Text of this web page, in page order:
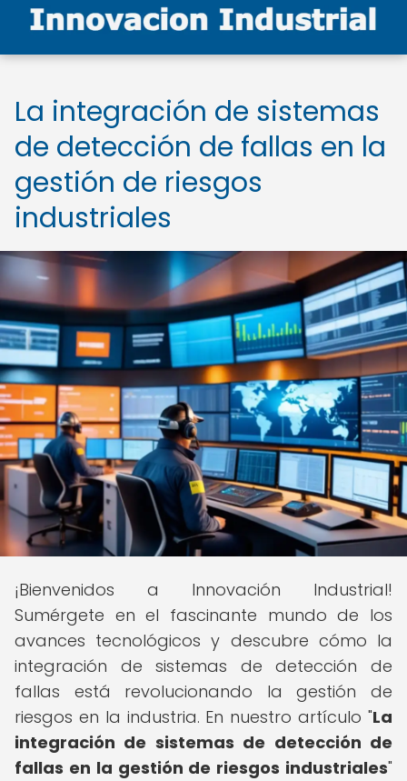
La integración de sistemas
de detección de fallas en la
gestión de riesgos
industriales
¡Bienvenidos a Innovación Industrial!
Sumérgete en el fascinante mundo de los
avances tecnológicos y descubre cómo la
integración de sistemas de detección de
fallas está revolucionando la gestión de
riesgos en la industria. En nuestro artículo "La
integración de sistemas de detección de
fallas en la gestión de riesgos industriales"